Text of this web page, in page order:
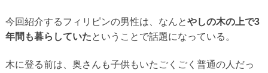
今回紹介するフィリピンの男性は、なんとやしの木の上で3
年間も暮らしていたということで話題になっている。
木に登る前は、奥さんも子供もいたごくごく普通の人だっ